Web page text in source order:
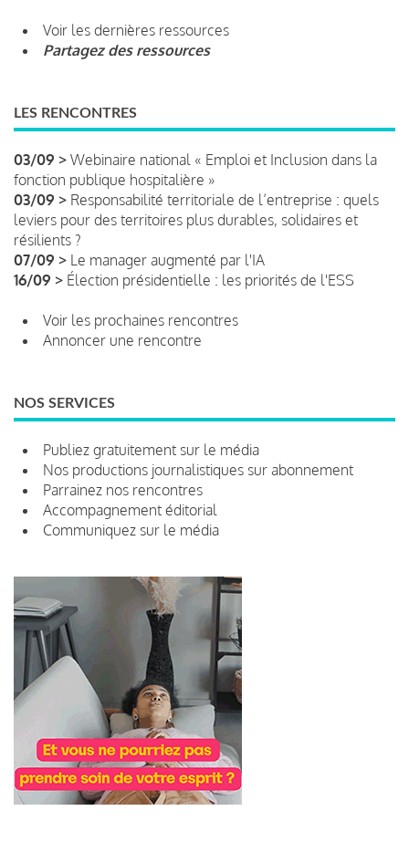
Voir les dernières ressources
Partagez des ressources
LES RENCONTRES
03/09 > Webinaire national « Emploi et Inclusion dans la
fonction publique hospitalière »
03/09 > Responsabilité territoriale de l’entreprise : quels
leviers pour des territoires plus durables, solidaires et
résilients ?
07/09 > Le manager augmenté par l'IA
16/09 > Élection présidentielle : les priorités de l'ESS
Voir les prochaines rencontres
Annoncer une rencontre
NOS SERVICES
Publiez gratuitement sur le média
Nos productions journalistiques sur abonnement
Parrainez nos rencontres
Accompagnement éditorial
Communiquez sur le média